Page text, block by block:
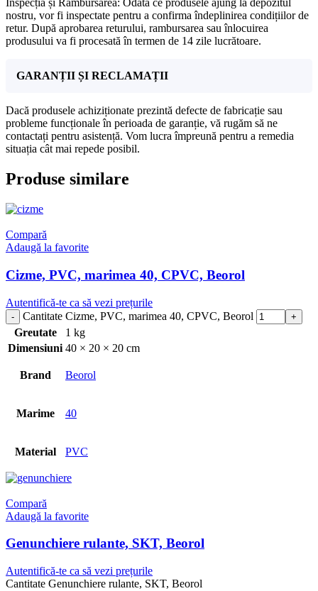
Inspecția și Rambursarea: Odată ce produsele ajung la depozitul
nostru, vor fi inspectate pentru a confirma îndeplinirea condițiilor de
retur. După aprobarea returului, rambursarea sau înlocuirea
produsului va fi procesată în termen de 14 zile lucrătoare.
GARANȚII ȘI RECLAMAȚII
Dacă produsele achiziționate prezintă defecte de fabricație sau
probleme funcționale în perioada de garanție, vă rugăm să ne
contactați pentru asistență. Vom lucra împreună pentru a remedia
situația cât mai repede posibil.
Produse similare
Compară
Adaugă la favorite
Cizme, PVC, marimea 40, CPVC, Beorol
Autentifică-te ca să vezi prețurile
Cantitate Cizme, PVC, marimea 40, CPVC, Beorol
Greutate
1 kg
Dimensiuni 40 × 20 × 20 cm
Brand Beorol
Marime 40
Material PVC
Compară
Adaugă la favorite
Genunchiere rulante, SKT, Beorol
Autentifică-te ca să vezi prețurile
Cantitate Genunchiere rulante, SKT, Beorol